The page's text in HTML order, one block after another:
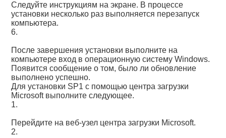
Следуйте инструкциям на экране. В процессе
установки несколько раз выполняется перезапуск
компьютера.
6.
После завершения установки выполните на
компьютере вход в операционную систему Windows.
Появится сообщение о том, было ли обновление
выполнено успешно.
Для установки SP1 с помощью центра загрузки
Microsoft выполните следующее.
1.
Перейдите на веб-узел центра загрузки Microsoft.
2.